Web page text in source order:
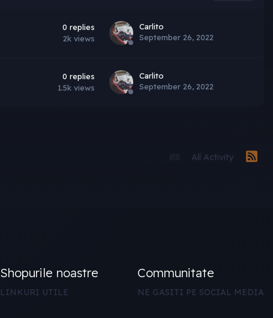
0 replies
2k views
Carlito
September 26, 2022
0 replies
1.5k views
Carlito
September 26, 2022
All Activity
Shopurile noastre
LINKURI UTILE
Communitate
NE GASITI PE SOCIAL MEDIA